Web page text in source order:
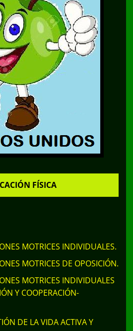
FÍSICA
MOTRICES INDIVIDUALES.
MOTRICES DE OPOSICIÓN.
MOTRICES INDIVIDUALES
Y COOPERACIÓN-
DE LA VIDA ACTIVA Y